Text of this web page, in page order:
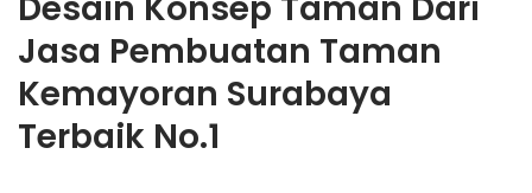
Jasa Pembuatan Taman
Kemayoran Surabaya
Terbaik No.1